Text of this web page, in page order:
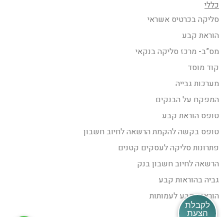
כללי
סליקה בכרטיס אשראי
הוראת קבע
מס”ב- מרכז סליקה בנקאי
קוד מוסד
מערכות גבייה
המפקח על הבנקים
טופס הוראת קבע
טופס בקשה להקמת הרשאה לחיוב חשבון
פתרונות סליקה לעסקים קטנים
הרשאה לחיוב חשבון בנק
גביה בהוראות קבע
הוראות קבע לעמותות
לקבלת
הצעת